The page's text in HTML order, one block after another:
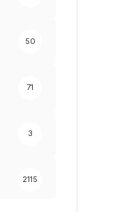
50
71
3
2115